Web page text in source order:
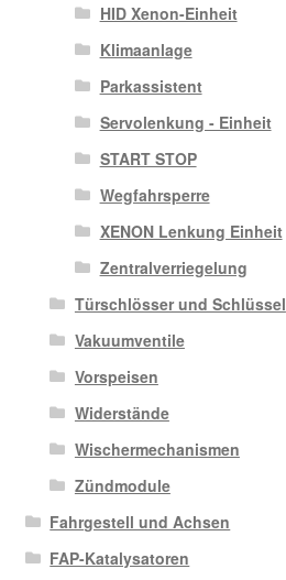
HID Xenon-Einheit
Klimaanlage
Parkassistent
Servolenkung - Einheit
START STOP
Wegfahrsperre
XENON Lenkung Einheit
Zentralverriegelung
Türschlösser und Schlüssel
Vakuumventile
Vorspeisen
Widerstände
Wischermechanismen
Zündmodule
Fahrgestell und Achsen
FAP-Katalysatoren